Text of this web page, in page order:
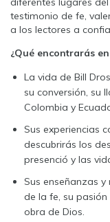
testimonio de fe,
a los lectores a
¿Qué encontrarás
La vida de Bill
su conversión, su
Colombia y
Sus experiencias
descubrirás los
presenció y las
Sus enseñanzas
de la fe, su
obra de Dios.